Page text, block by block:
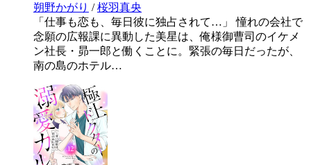
朔野かがり /桜羽真央
「仕事も恋も、毎日彼に独占されて…」 憧れの会社で
念願の広報課に異動した美星は、俺様御曹司のイケメ
ン社長・昴一郎と働くことに。緊張の毎日だったが、
南の島のホテル…